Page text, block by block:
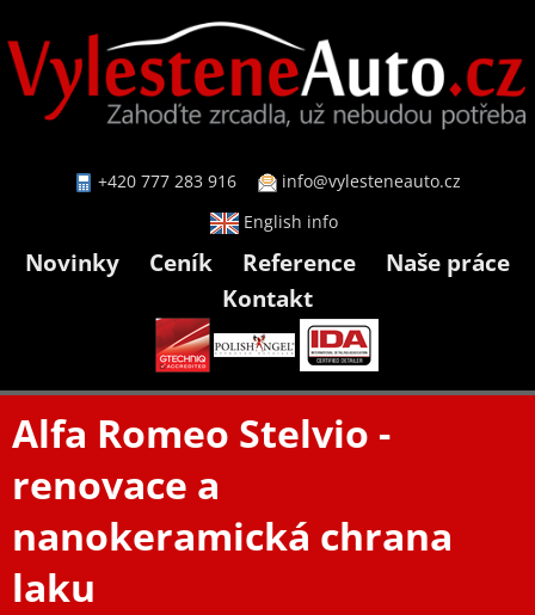
+420 777 283 916
info@vylesteneauto.cz
English info
Novinky Ceník Reference
Naše práce
Kontakt
Alfa Romeo Stelvio -
renovace a
nanokeramická chrana
laku